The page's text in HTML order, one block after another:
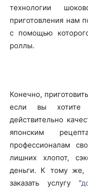
технологии
приготовления нам
с помощью
роллы.
Конечно,
если вы хотите
действительно
японским
профессионалам
лишних хлопот,
деньги. К тому же,
заказать услугу “